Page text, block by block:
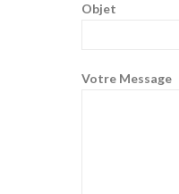
Objet
Votre Message